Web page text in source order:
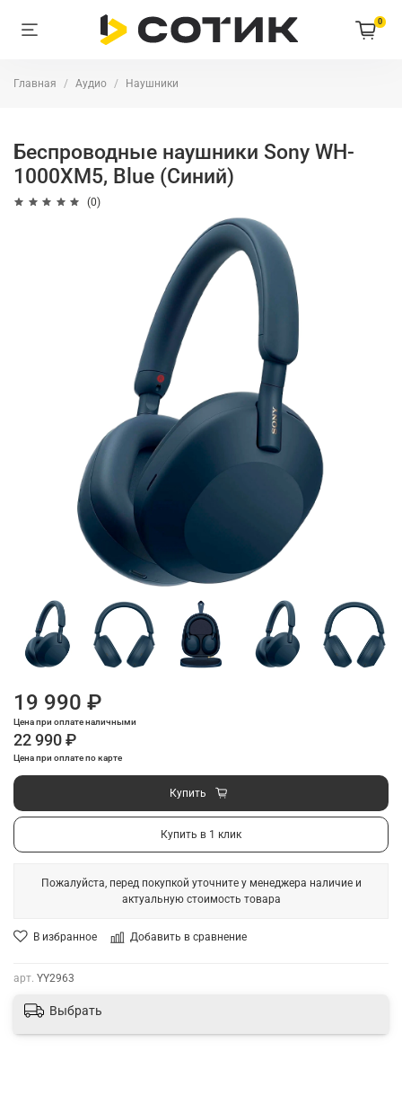
0
Главная Аудио Наушники
Беспроводные наушники Sony WH-
1000XM5, Blue (Синий)
(0)
В избранное Добавить в сравнение
арт. YY2963
19 990 ₽
Цена при оплате наличными
22 990 ₽
Цена при оплате по карте
Купить
Купить в 1 клик
Пожалуйста, перед покупкой уточните у менеджера наличие и
актуальную стоимость товара
Выбрать